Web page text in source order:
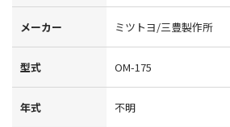
メーカー ミツトヨ/三豊製作所
型式 OM-175
年式 不明